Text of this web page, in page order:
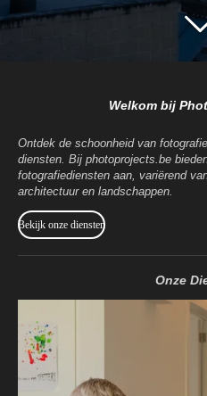
Welkom bij
Ontdek de schoonheid van
diensten. Bij photoprojects.be
fotografiediensten aan, variërend
architectuur en landschappen.
Bekijk onze diensten
Onze